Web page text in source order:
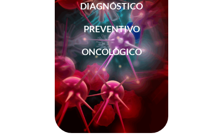
DIAGNÓSTICO
PREVENTIVO
ONCOLÓGICO